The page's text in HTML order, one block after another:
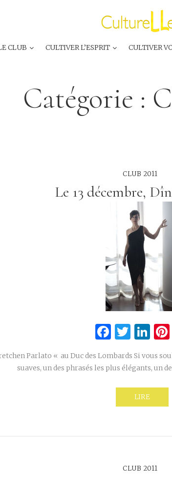
CLUB CULTIVER L’ESPRIT CULTIVER
Catégorie :
CLUB 2011
Le 13 décembre,
Parlato « au Duc des Lombards Si vous
suaves, un des phrasés les plus élégants, un
LIRE
CLUB 2011